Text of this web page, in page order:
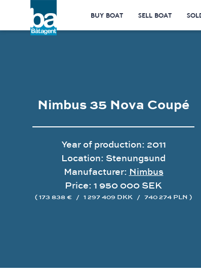
BUY BOAT SELL BOAT
Nimbus 35 Nova Coupé
Year of production: 2011
Location: Stenungsund
Manufacturer: Nimbus
Price: 1 950 000 SEK
( 173 838 € / 1 297 409 DKK / 740 274 PLN )